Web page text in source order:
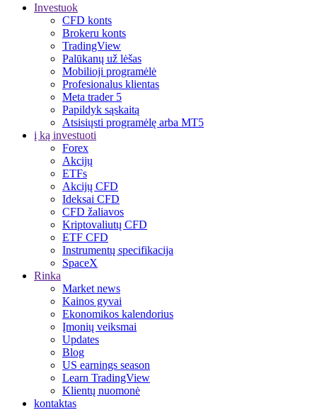
Investuok
CFD konts
Brokeru konts
TradingView
Palūkanų už lėšas
Mobilioji programėlė
Profesionalus klientas
Meta trader 5
Papildyk sąskaitą
Atsisiųsti programėlę arba MT5
į ką investuoti
Forex
Akcijų
ETFs
Akcijų CFD
Ideksai CFD
CFD žaliavos
Kriptovaliutų CFD
ETF CFD
Instrumentų specifikacija
SpaceX
Rinka
Market news
Kainos gyvai
Ekonomikos kalendorius
Įmonių veiksmai
Updates
Blog
US earnings season
Learn TradingView
Klientų nuomonė
kontaktas